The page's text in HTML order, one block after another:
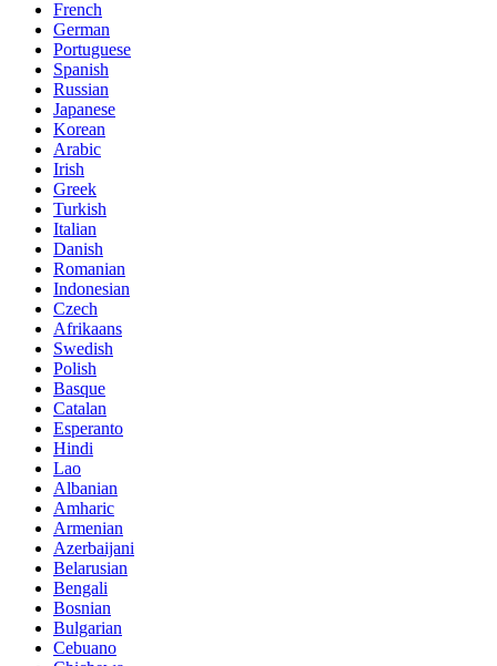
French
German
Portuguese
Spanish
Russian
Japanese
Korean
Arabic
Irish
Greek
Turkish
Italian
Danish
Romanian
Indonesian
Czech
Afrikaans
Swedish
Polish
Basque
Catalan
Esperanto
Hindi
Lao
Albanian
Amharic
Armenian
Azerbaijani
Belarusian
Bengali
Bosnian
Bulgarian
Cebuano